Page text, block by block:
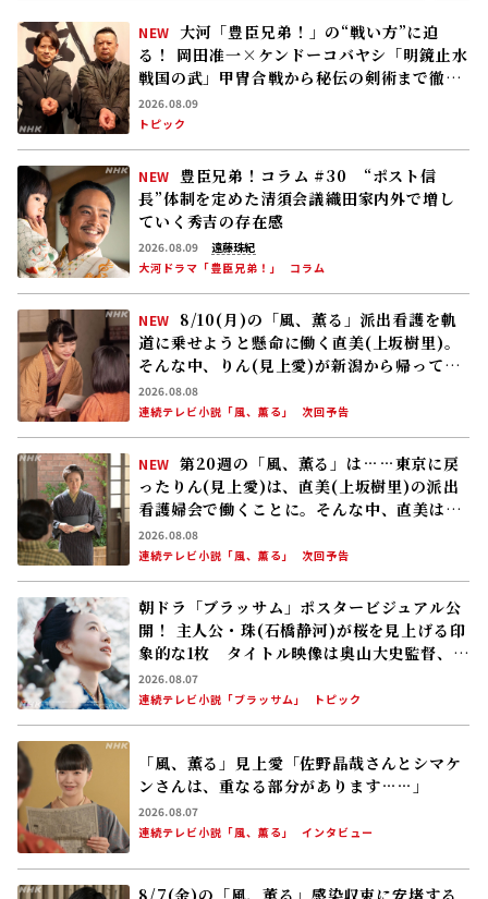
NEW 大河「豊臣兄弟！」の“戦い方”に迫
る！―― 岡田准一×ケンドーコバヤシ「明鏡止水
戦国の武」甲冑合戦から秘伝の剣術まで徹底
解剖
2026.08.09
トピック
NEW
豊臣兄弟！コラム #30 “ポスト信
長”体制を定めた清須会議――織田家内外で増し
ていく秀吉の存在感
2026.08.09
遠藤珠紀
大河ドラマ「豊臣兄弟！」
コラム
NEW
8/10(月)の「風、薫る」派出看護を軌
道に乗せようと懸命に働く直美(上坂樹里)。
そんな中、りん(見上愛)が新潟から帰ってく
る
2026.08.08
連続テレビ小説「風、薫る」
次回予告
NEW 第20週の「風、薫る」は……東京に戻
ったりん(見上愛)は、直美(上坂樹里)の派出
看護婦会で働くことに。そんな中、直美は自
分の理想とした無償の看護を始める
2026.08.08
連続テレビ小説「風、薫る」
次回予告
朝ドラ「ブラッサム」ポスタービジュアル公
開！ 主人公・珠(石橋静河)が桜を見上げる印
象的な1枚 タイトル映像は奥山大史監督、語
りは三條雅幸アナ 2026年度後期放送
2026.08.07
連続テレビ小説「ブラッサム」
トピック
「風、薫る」見上愛「佐野晶哉さんとシマケ
ンさんは、重なる部分があります……」
2026.08.07
連続テレビ小説「風、薫る」
インタビュー